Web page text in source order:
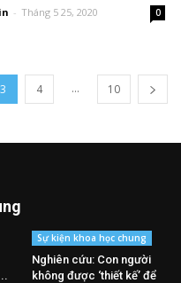
- Tháng 5 25, 2020 0
3 4 ... 10
Sự kiện khoa học chung
Nghiên cứu: Con người
không được ‘thiết kế’ để